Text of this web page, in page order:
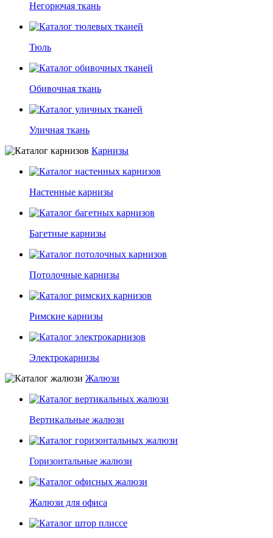
Негорючая ткань
Тюль
Обивочная ткань
Уличная ткань
Карнизы
Настенные карнизы
Багетные карнизы
Потолочные карнизы
Римские карнизы
Электрокарнизы
Жалюзи
Вертикальные жалюзи
Горизонтальные жалюзи
Жалюзи для офиса